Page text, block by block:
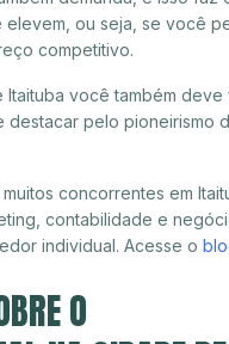
ou seja, se você
competitivo.
você também
pelo pioneirismo
concorrentes em
contabilidade e
individual. Acesse o
O